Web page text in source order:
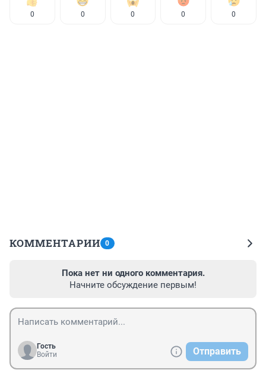
0 0 0 0 0
КОММЕНТАРИИ 0
Пока нет ни одного комментария.
Начните обсуждение первым!
Гость
Войти
Отправить